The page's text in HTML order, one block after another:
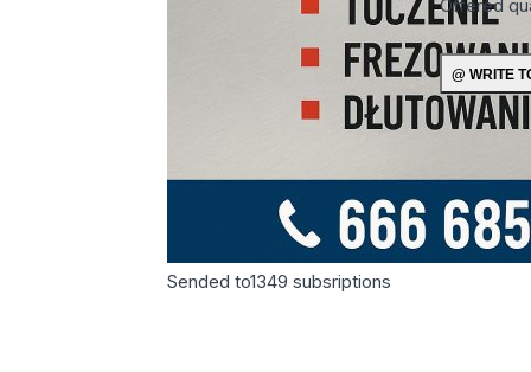
Sended to1349 subsriptions
Offered